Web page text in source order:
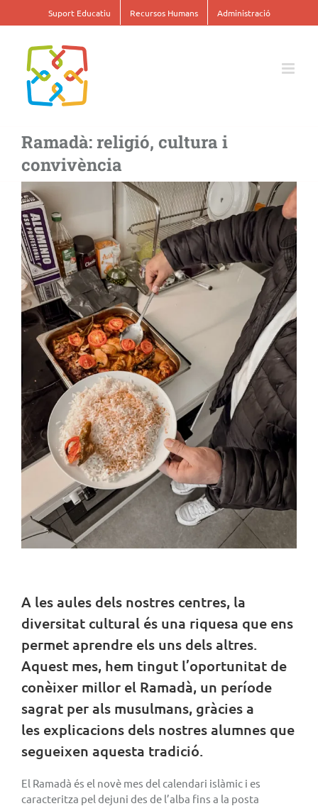
to
Suport Educatiu Recursos Humans Administració
Ramadà: religió, cultura i
convivència
View
Larger
Image
A les aules dels nostres centres, la
diversitat cultural és una riquesa que ens
permet aprendre els uns dels altres.
Aquest mes, hem tingut l’oportunitat de
conèixer millor el Ramadà, un període
sagrat per als musulmans, gràcies a
les explicacions dels nostres alumnes que
segueixen aquesta tradició.
El Ramadà és el novè mes del calendari islàmic i es
caracteritza pel dejuni des de l’alba fins a la posta